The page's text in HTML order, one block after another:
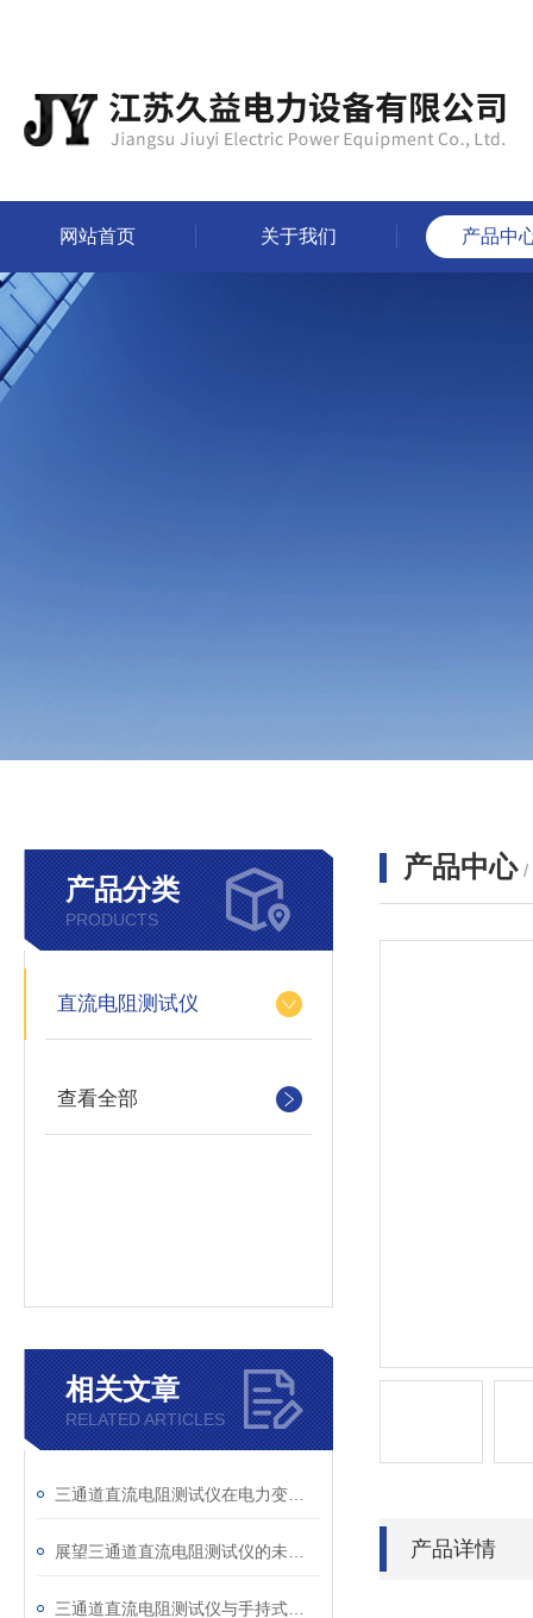
网站首页 关于我们 产品中
产品分类
PRODUCTS
直流电阻测试仪
查看全部
相关文章
RELATED ARTICLES
产品中心 /
产品详情